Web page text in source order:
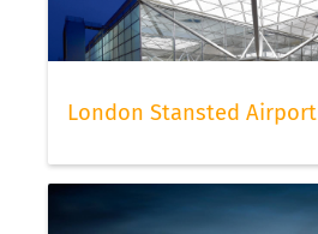
London Stansted Airport